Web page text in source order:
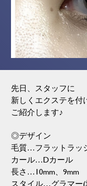
先日、スタッフに
新しくエクステを付
ご紹介します♪
◎デザイン
毛質…フラットラッ
カール…Dカール
長さ…10mm、9mm
スタイル…グラマー